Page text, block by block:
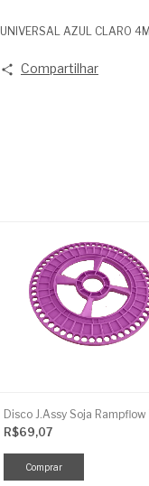
UNIVERSAL AZUL CLARO
Compartilhar
R$69,07